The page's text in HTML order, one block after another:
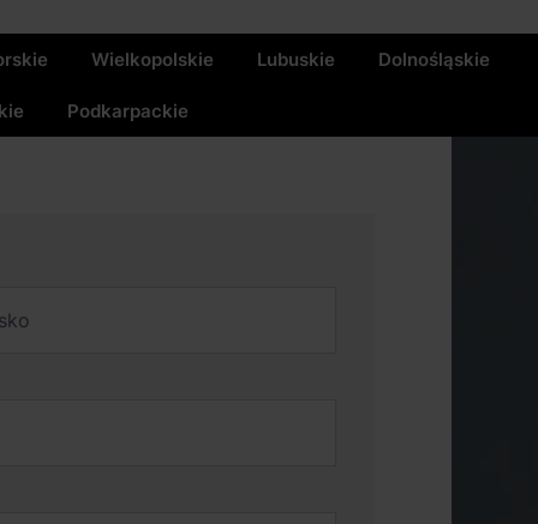
Wielkopolskie Lubuskie Dolnośląskie
Podkarpackie